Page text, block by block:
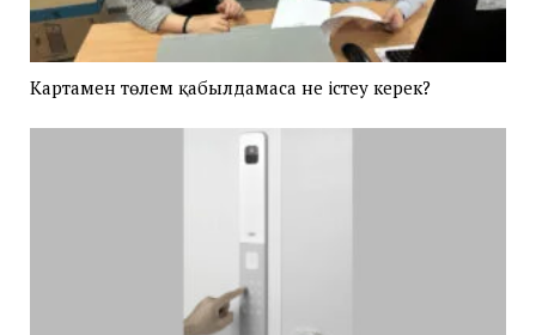
Картамен төлем қабылдамаса не істеу керек?